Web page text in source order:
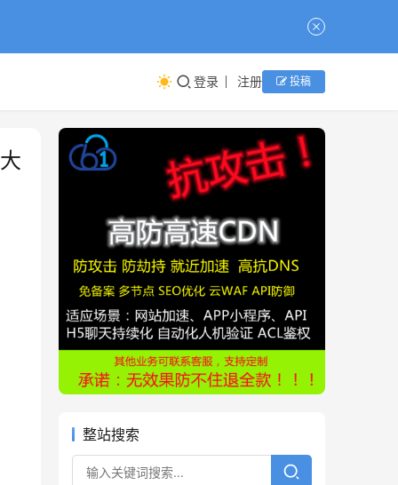
登录 注册 投稿
整站搜索